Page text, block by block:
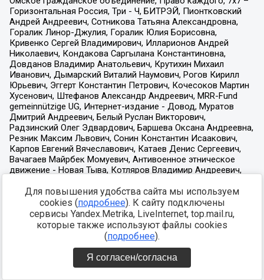
Для повышения удобства сайта мы используем
cookies (подробнее). К сайту подключены
сервисы Yandex.Metrika, LiveInternet, top.mail.ru,
которые также используют файлы cookies
(подробнее).
Я согласен/согласна